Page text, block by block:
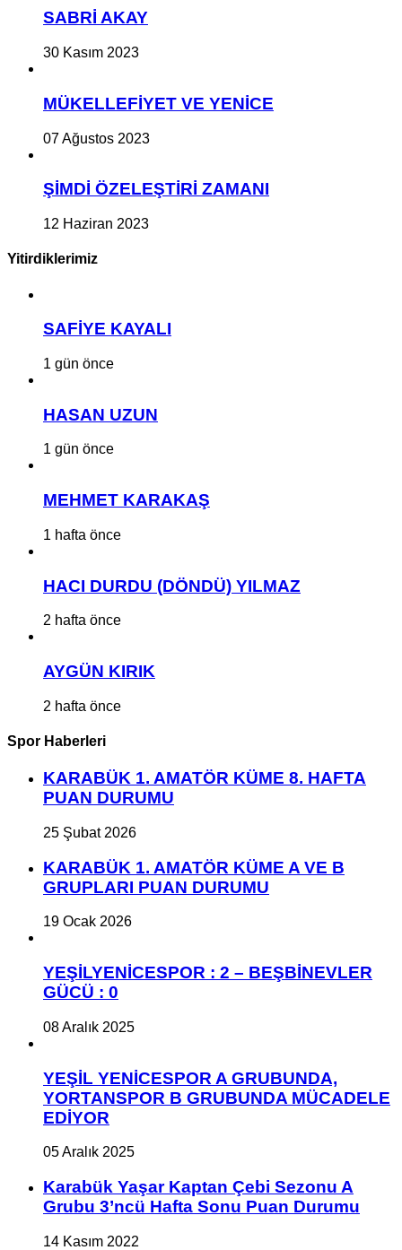
SABRİ AKAY
30 Kasım 2023
MÜKELLEFİYET VE YENİCE
07 Ağustos 2023
ŞİMDİ ÖZELEŞTİRİ ZAMANI
12 Haziran 2023
Yitirdiklerimiz
SAFİYE KAYALI
1 gün önce
HASAN UZUN
1 gün önce
MEHMET KARAKAŞ
1 hafta önce
HACI DURDU (DÖNDÜ) YILMAZ
2 hafta önce
AYGÜN KIRIK
2 hafta önce
Spor Haberleri
KARABÜK 1. AMATÖR KÜME 8. HAFTA
PUAN DURUMU
25 Şubat 2026
KARABÜK 1. AMATÖR KÜME A VE B
GRUPLARI PUAN DURUMU
19 Ocak 2026
YEŞİLYENİCESPOR : 2 – BEŞBİNEVLER
GÜCÜ : 0
08 Aralık 2025
YEŞİL YENİCESPOR A GRUBUNDA,
YORTANSPOR B GRUBUNDA MÜCADELE
EDİYOR
05 Aralık 2025
Karabük Yaşar Kaptan Çebi Sezonu A
Grubu 3’ncü Hafta Sonu Puan Durumu
14 Kasım 2022